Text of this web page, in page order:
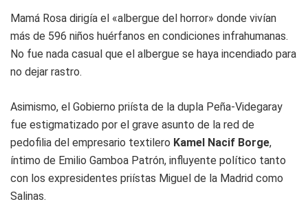
Mamá Rosa dirigía el «albergue del horror» donde vivían
más de 596 niños huérfanos en condiciones infrahumanas.
No fue nada casual que el albergue se haya incendiado para
no dejar rastro.
Asimismo, el Gobierno priísta de la dupla Peña-Videgaray
fue estigmatizado por el grave asunto de la red de
pedofilia del empresario textilero Kamel Nacif Borge,
íntimo de Emilio Gamboa Patrón, influyente político tanto
con los expresidentes priístas Miguel de la Madrid como
Salinas.